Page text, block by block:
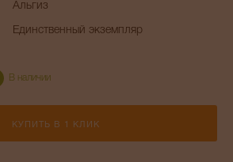
Альгиз
Единственный экземпляр
В наличии
КУПИТЬ В 1 КЛИК